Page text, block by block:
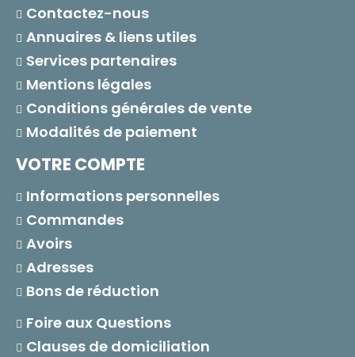
Contactez-nous
Annuaires & liens utiles
Services partenaires
Mentions légales
Conditions générales de vente
Modalités de paiement
VOTRE COMPTE
Informations personnelles
Commandes
Avoirs
Adresses
Bons de réduction
Foire aux Questions
Clauses de domiciliation